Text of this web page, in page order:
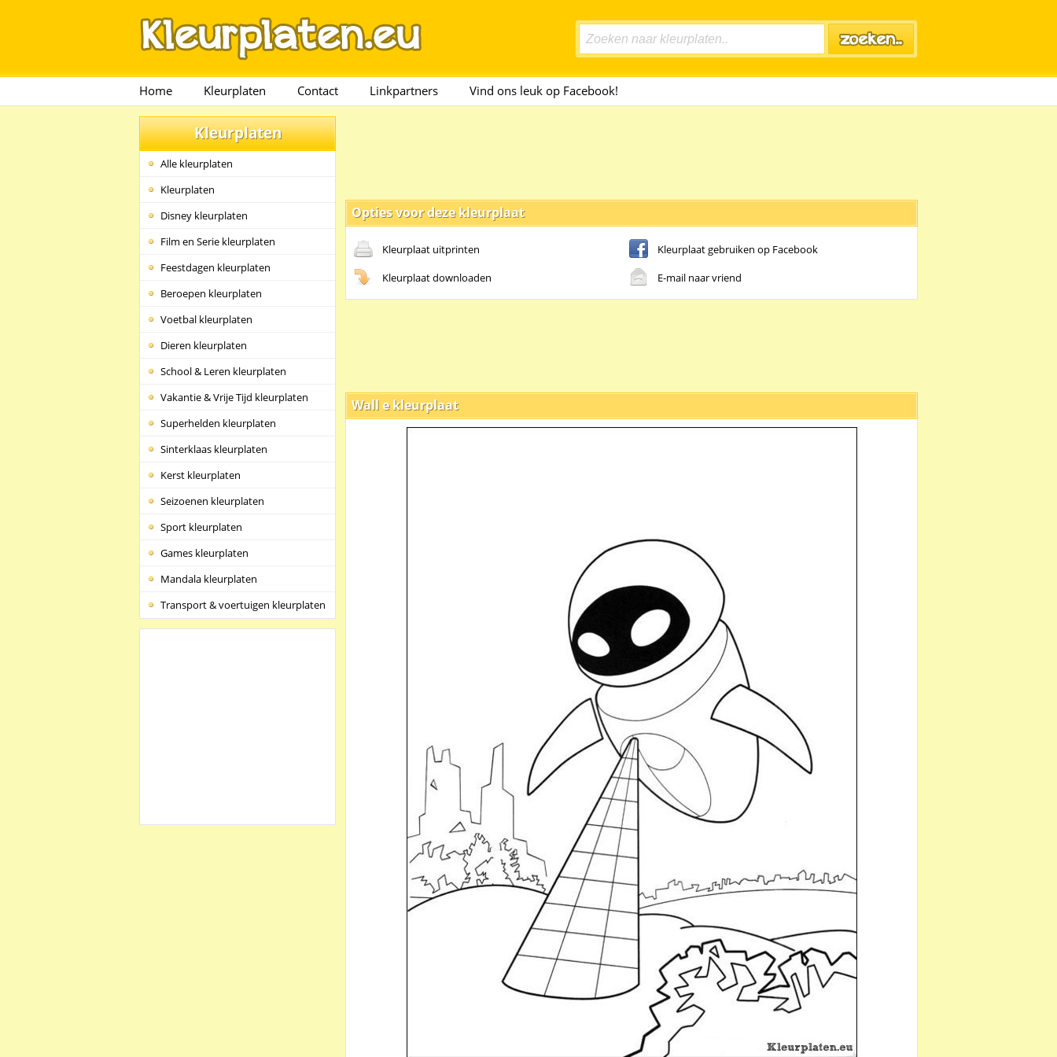
Home Kleurplaten Contact Linkpartners Vind ons leuk op Facebook!
Kleurplaten
Alle kleurplaten
Kleurplaten
Disney kleurplaten
Film en Serie kleurplaten
Feestdagen kleurplaten
Beroepen kleurplaten
Voetbal kleurplaten
Dieren kleurplaten
School & Leren kleurplaten
Vakantie & Vrije Tijd kleurplaten
Superhelden kleurplaten
Sinterklaas kleurplaten
Kerst kleurplaten
Seizoenen kleurplaten
Sport kleurplaten
Games kleurplaten
Mandala kleurplaten
Transport & voertuigen kleurplaten
Opties voor deze kleurplaat
Kleurplaat uitprinten
Kleurplaat gebruiken op Facebook
Kleurplaat downloaden
E-mail naar vriend
Wall e kleurplaat